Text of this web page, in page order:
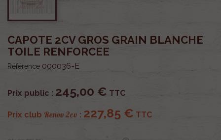
CAPOTE 2CV GROS GRAIN BLANCHE
TOILE RENFORCEE
Référence 000036-E
Prix public : 245,00 € TTC
Prix club Renov 2cv : 227,85 € TTC